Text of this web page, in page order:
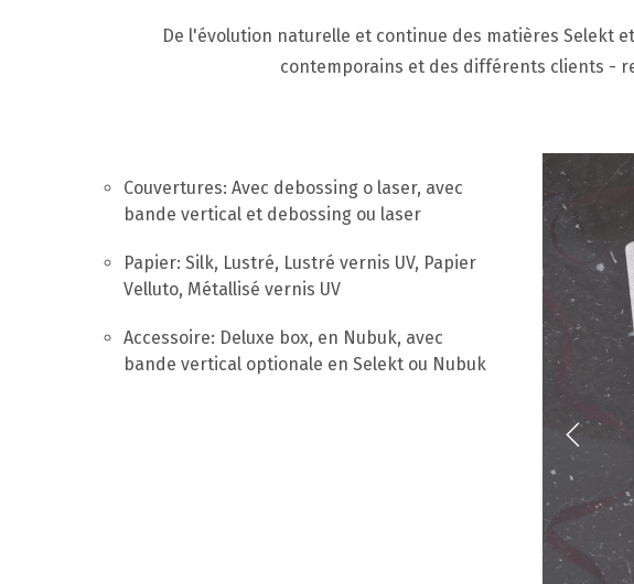
De l'évolution naturelle et continue des matières Selekt
contemporains et des différents clients -
Couvertures: Avec debossing o laser, avec
bande vertical et debossing ou laser
Papier: Silk, Lustré, Lustré vernis UV, Papier
Velluto, Métallisé vernis UV
Accessoire: Deluxe box, en Nubuk, avec
bande vertical optionale en Selekt ou Nubuk
Previous